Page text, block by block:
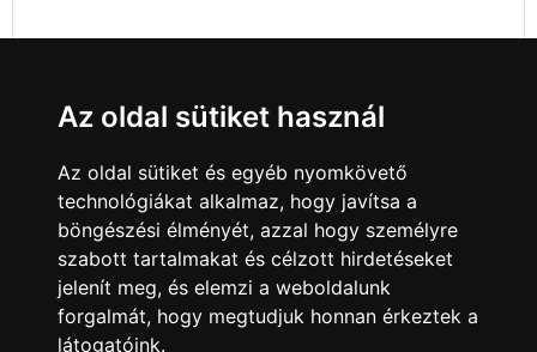
Minden jog fenntartva © 2008 - 2026
Az oldal sütiket használ
Az oldal sütiket és egyéb nyomkövető
technológiákat alkalmaz, hogy javítsa a
böngészési élményét, azzal hogy személyre
szabott tartalmakat és célzott hirdetéseket
jelenít meg, és elemzi a weboldalunk
forgalmát, hogy megtudjuk honnan érkeztek a
látogatóink.